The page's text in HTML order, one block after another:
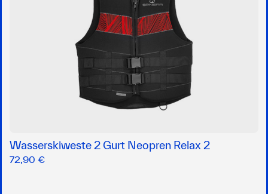
Wasserskiweste 2 Gurt Neopren Relax 2
72,90 €